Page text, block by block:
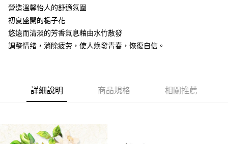
台新國際商業銀行
台灣樂天信用卡公司
元大商業銀行
玉山商業銀行
台新國際商業銀行
台灣樂天信用卡公司
悠遊付
全盈+PAY
【關於「AFTEE先享後付」】
２．便利：只要手機號碼，簡訊認證，即可結帳。
３．安心：先確認商品／服務後，再付款。
ATM付款
全家取貨付款
營造溫馨怡人的舒適氛圍
初夏盛開的梔子花
悠遠而清淡的芳香氣息藉由水竹散發
調整情绪，消除疲劳，使人煥發青春，恢復自信。
詳細說明 商品規格 相關推薦